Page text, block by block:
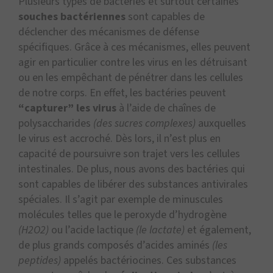
souches bactériennes sont capables de
déclencher des mécanismes de défense
spécifiques. Grâce à ces mécanismes, elles peuvent
agir en particulier contre les virus en les détruisant
ou en les empêchant de pénétrer dans les cellules
de notre corps. En effet, les bactéries peuvent
“capturer” les virus à l’aide de chaînes de
polysaccharides (des sucres complexes) auxquelles
le virus est accroché. Dès lors, il n’est plus en
capacité de poursuivre son trajet vers les cellules
intestinales. De plus, nous avons des bactéries qui
sont capables de libérer des substances antivirales
spéciales. Il s’agit par exemple de minuscules
molécules telles que le peroxyde d’hydrogène
(H2O2) ou l’acide lactique (le lactate) et également,
de plus grands composés d’acides aminés (les
peptides) appelés bactériocines. Ces substances